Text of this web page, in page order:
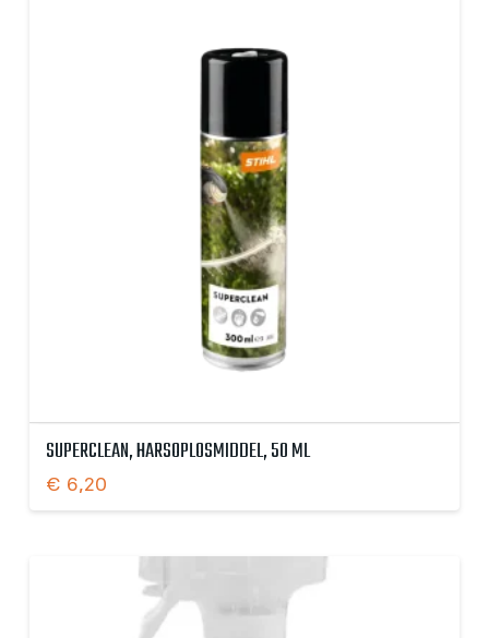
SUPERCLEAN, HARSOPLOSMIDDEL, 50 ML
€ 6,20